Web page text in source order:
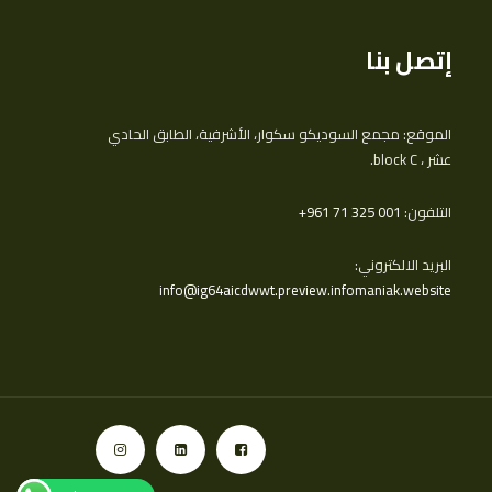
إتصل بنا
الموقع: مجمع السوديكو سكوار، الأشرفية، الطابق الحادي
عشر ، block C.
التلفون: ‎+961 71 325 001
البريد الالكتروني:
info@ig64aicdwwt.preview.infomaniak.website